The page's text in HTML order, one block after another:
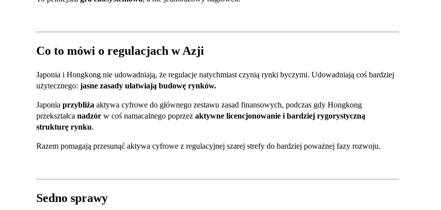
Co to mówi o regulacjach w Azji
Japonia i Hongkong nie udowadniają, że regulacje natychmiast czynią rynki byczymi. Udowadniają coś bardziej
użytecznego: jasne zasady ułatwiają budowę rynków.
Japonia przybliża aktywa cyfrowe do głównego zestawu zasad finansowych, podczas gdy Hongkong
przekształca nadzór w coś namacalnego poprzez aktywne licencjonowanie i bardziej rygorystyczną
strukturę rynku.
Razem pomagają przesunąć aktywa cyfrowe z regulacyjnej szarej strefy do bardziej poważnej fazy rozwoju.
Sedno sprawy